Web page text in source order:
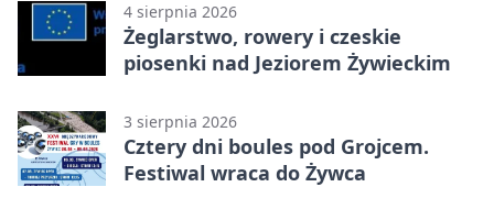
4 sierpnia 2026
Żeglarstwo, rowery i czeskie
piosenki nad Jeziorem Żywieckim
3 sierpnia 2026
Cztery dni boules pod Grojcem.
Festiwal wraca do Żywca